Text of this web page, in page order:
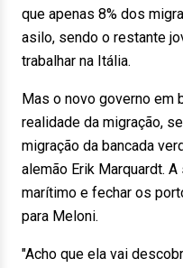
que apenas 8% dos
asilo, sendo o restante
trabalhar na Itália.
Mas o novo governo em
realidade da migração,
migração da bancada
alemão Erik Marquardt.
marítimo e fechar os
para Meloni.
"Acho que ela vai